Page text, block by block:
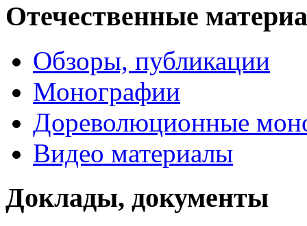
Отечественные
Обзоры, публикации
Монографии
Дореволюционные
Видео материалы
Доклады, документы